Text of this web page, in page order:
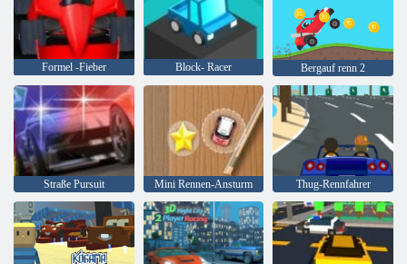
Formel -Fieber Block- Racer Bergauf renn 2
Straße Pursuit Mini Rennen-Ansturm Thug-Rennfahrer